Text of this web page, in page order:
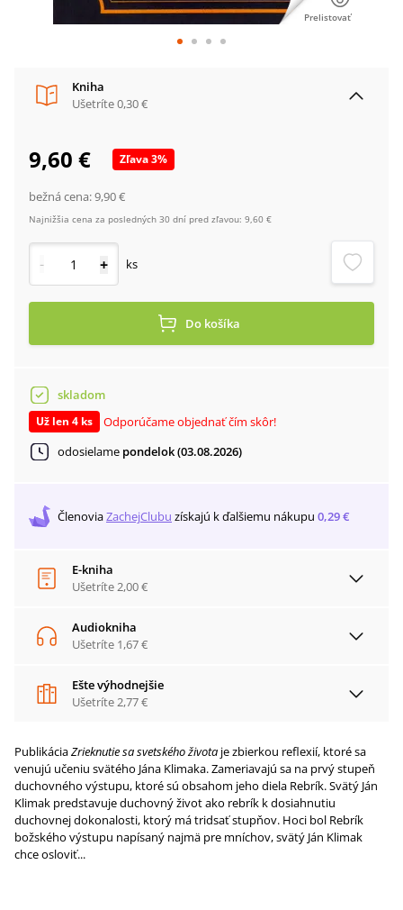
Prelistovať
Kniha
Ušetríte0,30 €
9,60 € Zľava3%
bežná cena:9,90 €
Najnižšia cena za posledných 30 dní pred zľavou: 9,60 €
- + ks
Do košíka
skladom
Už len 4 ks
Odporúčame objednať čím skôr!
odosielame pondelok (03.08.2026)
ČlenoviaZachejClubu získajú k ďalšiemu nákupu 0,29 €
E-kniha
Ušetríte2,00 €
Audiokniha
Ušetríte 1,67 €
Ešte výhodnejšie
Ušetríte2,77 €
PublikáciaZrieknutie sa svetského života je zbierkou reflexií, ktoré sa
venujú učeniu svätého Jána Klimaka. Zameriavajú sa na prvý stupeň
duchovného výstupu, ktoré sú obsahom jeho diela Rebrík. Svätý Ján
Klimak predstavuje duchovný život ako rebrík k dosiahnutiu
duchovnej dokonalosti, ktorý má tridsať stupňov. Hoci bol Rebrík
božského výstupu napísaný najmä pre mníchov, svätý Ján Klimak
chce osloviť...